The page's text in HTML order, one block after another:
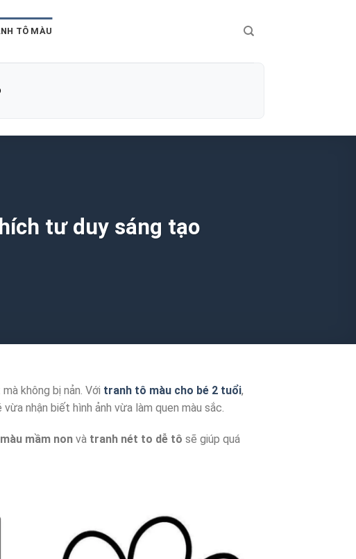
TÔ MÀU
tư duy sáng tạo
không bị nản. Với tranh tô màu cho bé 2 tuổi,
nhận biết hình ảnh vừa làm quen màu sắc.
mầm non và tranh nét to dễ tô sẽ giúp quá